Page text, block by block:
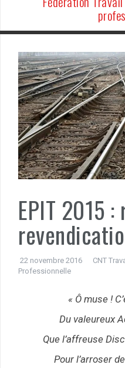
EPIT 2015
22 novembre 2016
CNT
Professionnelle
« Ô muse !
Du valeureux
Que l’affreuse
Pour l’arroser